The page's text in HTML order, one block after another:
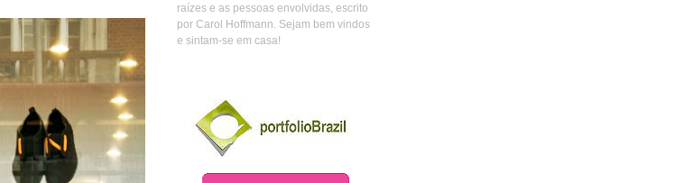
raízes e as pessoas envolvidas, escrito
por Carol Hoffmann. Sejam bem vindos
e sintam-se em casa!